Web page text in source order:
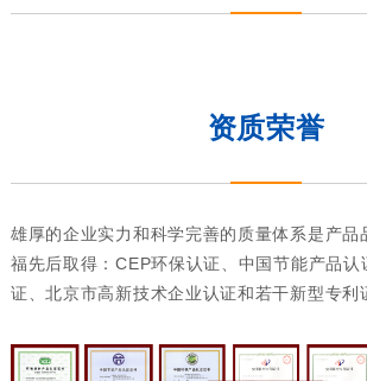
资质荣誉
雄厚的企业实力和科学完善的质量体系是产品
福先后取得：CEP环保认证、中国节能产品认
证、北京市高新技术企业认证和若干新型专利